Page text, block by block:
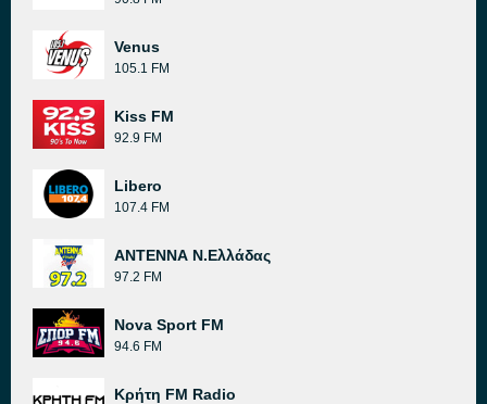
Venus
105.1 FM
Kiss FM
92.9 FM
Libero
107.4 FM
ΑΝΤΕΝΝΑ Ν.Ελλάδας
97.2 FM
Nova Sport FM
94.6 FM
Κρήτη FM Radio